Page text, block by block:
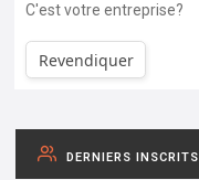
C'est votre entreprise?
Revendiquer
DERNIERS INSCRITS